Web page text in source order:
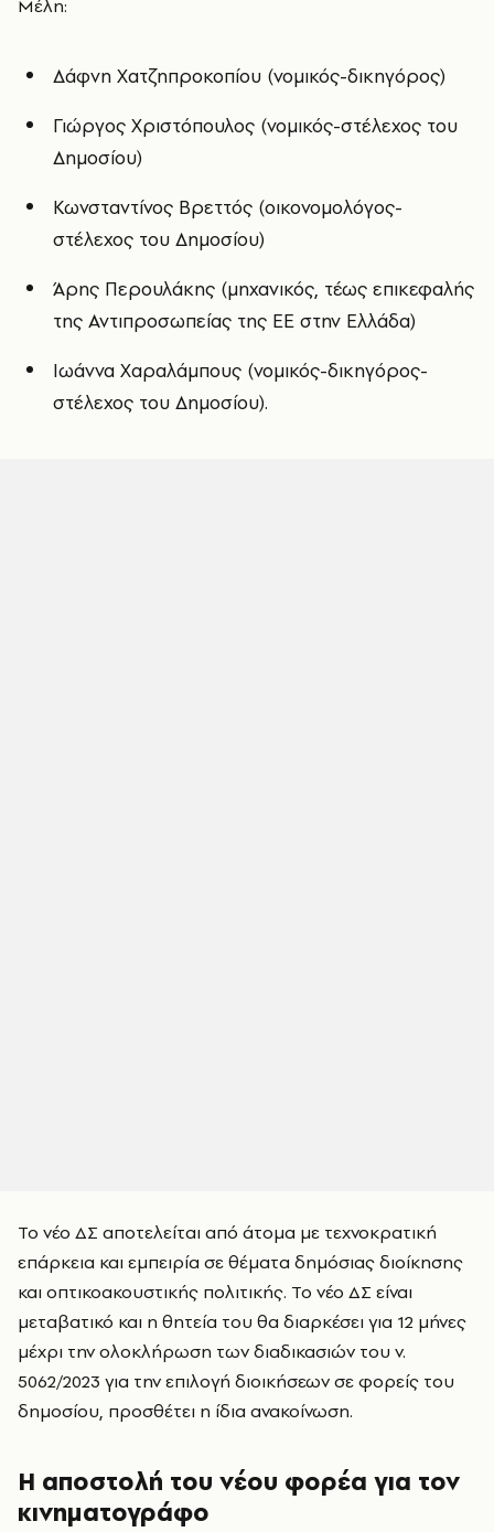
Μέλη:
Δάφνη Χατζηπροκοπίου (νομικός-δικηγόρος)
Γιώργος Χριστόπουλος (νομικός-στέλεχος του
Δημοσίου)
Κωνσταντίνος Βρεττός (οικονομολόγος-
στέλεχος του Δημοσίου)
Άρης Περουλάκης (μηχανικός, τέως επικεφαλής
της Αντιπροσωπείας της ΕΕ στην Ελλάδα)
Ιωάννα Χαραλάμπους (νομικός-δικηγόρος-
στέλεχος του Δημοσίου).
Το νέο ΔΣ αποτελείται από άτομα με τεχνοκρατική
επάρκεια και εμπειρία σε θέματα δημόσιας διοίκησης
και οπτικοακουστικής πολιτικής. Το νέο ΔΣ είναι
μεταβατικό και η θητεία του θα διαρκέσει για 12 μήνες
μέχρι την ολοκλήρωση των διαδικασιών του ν.
5062/2023 για την επιλογή διοικήσεων σε φορείς του
δημοσίου, προσθέτει η ίδια ανακοίνωση.
Η αποστολή του νέου φορέα για τον
κινηματογράφο